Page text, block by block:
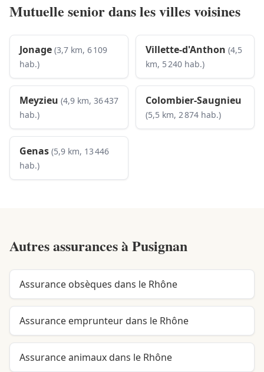
Mutuelle senior dans les villes voisines
Jonage (3,7 km, 6 109
hab.)
Villette-d'Anthon (4,5
km, 5 240 hab.)
Meyzieu (4,9 km, 36 437
hab.)
Colombier-Saugnieu
(5,5 km, 2 874 hab.)
Genas (5,9 km, 13 446
hab.)
Autres assurances àPusignan
Assurance obsèques dans le Rhône
Assurance emprunteur dans le Rhône
Assurance animaux dans le Rhône